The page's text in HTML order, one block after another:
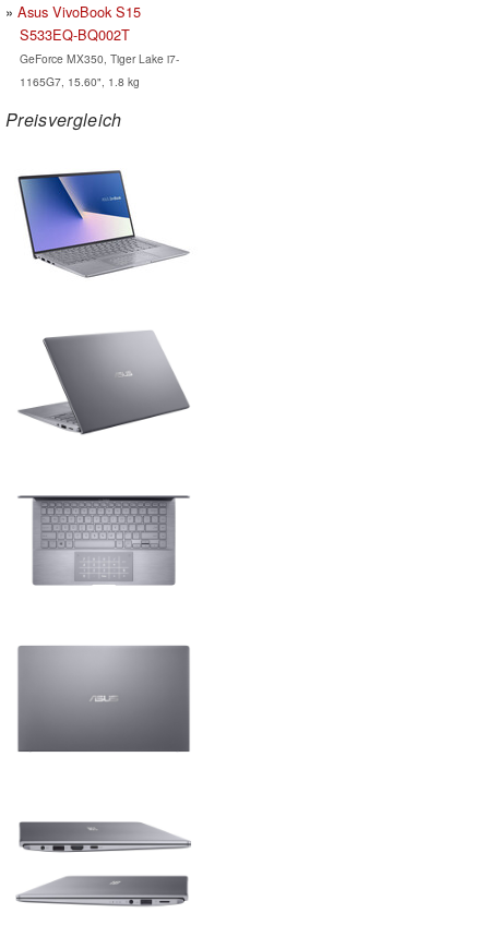
Asus VivoBook S15
S533EQ-BQ002T
GeForce MX350, Tiger Lake i7-
1165G7, 15.60", 1.8 kg
Preisvergleich